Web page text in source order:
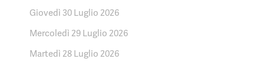
Giovedì 30 Luglio 2026
Mercoledì 29 Luglio 2026
Martedì 28 Luglio 2026